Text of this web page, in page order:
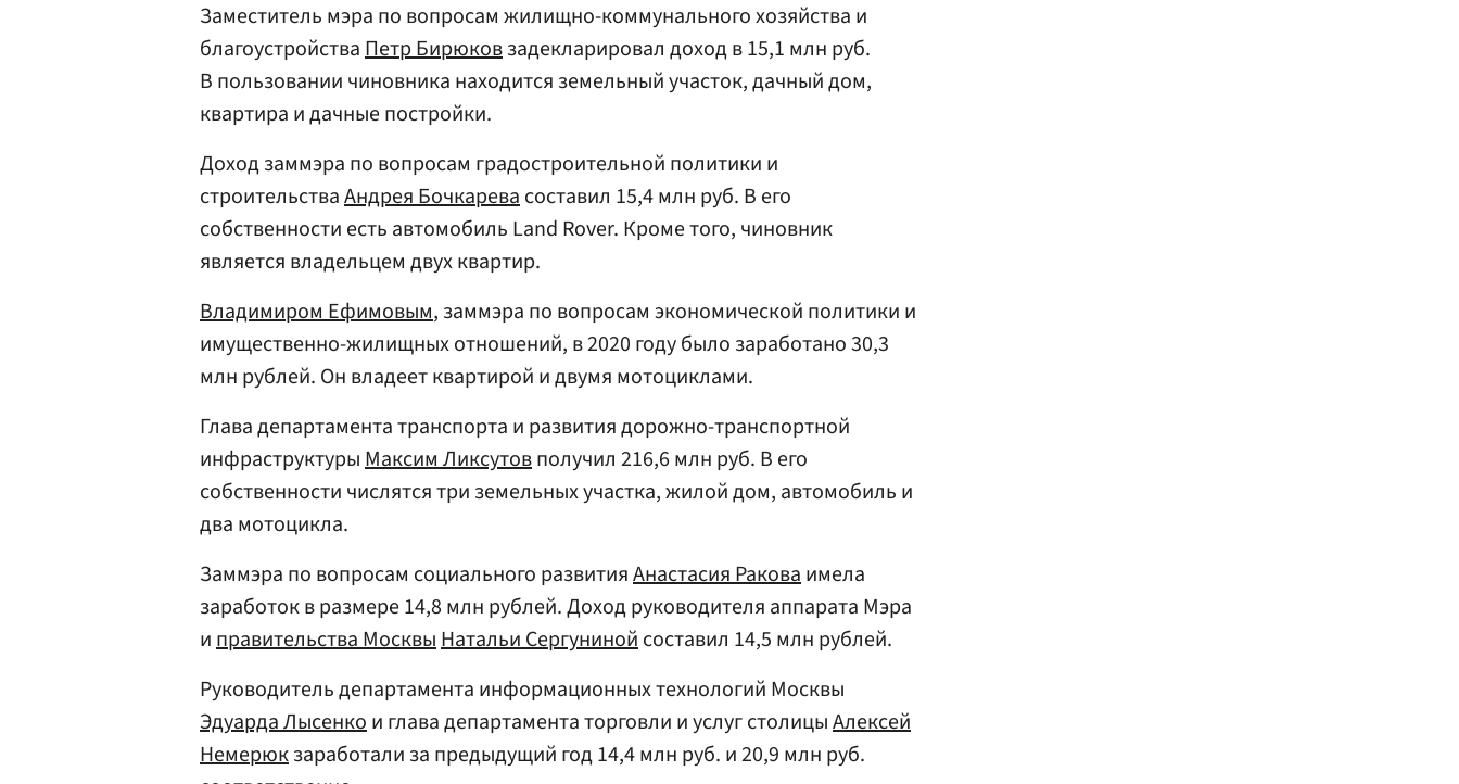
Заместитель мэра по вопросам жилищно-коммунального хозяйства и
благоустройстваПетр Бирюковзадекларировал доход в 15,1 млн руб.
В пользовании чиновника находится земельный участок, дачный дом,
квартира и дачные постройки.
Доход заммэра по вопросам градостроительной политики и
строительстваАндрея Бочкаревасоставил 15,4 млн руб. В его
собственности есть автомобиль Land Rover. Кроме того, чиновник
является владельцем двух квартир.
Владимиром Ефимовым, заммэра по вопросам экономической политики и
имущественно-жилищных отношений, в 2020 году было заработано 30,3
млн рублей. Он владеет квартирой и двумя мотоциклами.
Глава департамента транспорта и развития дорожно-транспортной
инфраструктурыМаксим Ликсутовполучил 216,6 млн руб. В его
собственности числятся три земельных участка, жилой дом, автомобиль и
два мотоцикла.
Заммэра по вопросам социального развитияАнастасия Раковаимела
заработок в размере 14,8 млн рублей. Доход руководителя аппарата Мэра
иправительства МосквыНатальи Сергунинойсоставил 14,5 млн рублей.
Руководитель департамента информационных технологий Москвы
Эдуарда Лысенкои глава департамента торговли и услуг столицыАлексей
Немерюкзаработали за предыдущий год 14,4 млн руб. и 20,9 млн руб.